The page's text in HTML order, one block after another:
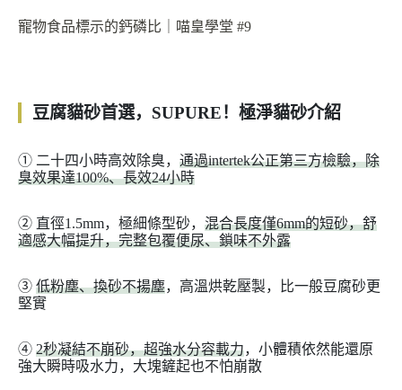
寵物食品標示的鈣磷比｜喵皇學堂 #9
豆腐貓砂首選，SUPURE！極淨貓砂介紹
➀ 二十四小時高效除臭， 通過intertek公正第三方檢驗，除
臭效果達100%、長效24小時
➁ 直徑1.5mm，極細條型砂， 混合長度僅6mm的短砂，舒
適感大幅提升，完整包覆便尿、鎖味不外露
➂ 低粉塵、換砂不揚塵，高溫烘乾壓製，比一般豆腐砂更
堅實
➃ 2秒凝結不崩砂，超強水分容載力，小體積依然能還原
強大瞬時吸水力，大塊鏟起也不怕崩散